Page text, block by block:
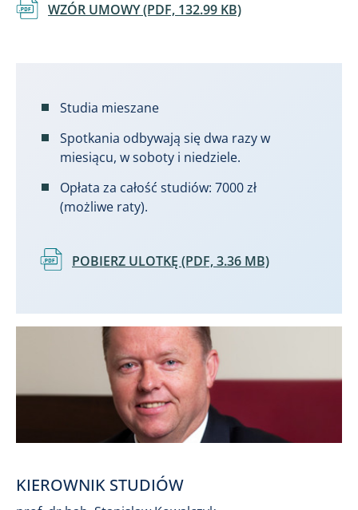
DokumentWZÓR UMOWY (PDF, 132.99 KB)
Studia mieszane
Spotkania odbywają się dwa razy w
miesiącu, w soboty i niedziele.
Opłata za całość studiów: 7000 zł
(możliwe raty).
DokumentPOBIERZ ULOTKĘ (PDF, 3.36 MB)
KIEROWNIK STUDIÓW